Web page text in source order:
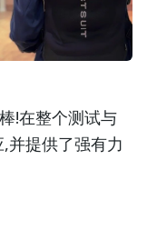
!在整个测试与
并提供了强有力